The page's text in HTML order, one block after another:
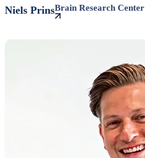
Niels PrinsBrain Research Center